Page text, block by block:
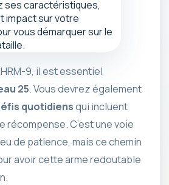
9, il est essentiel
25. Vous devrez également
quotidiensqui incluent
récompense. C’est une voie
de patience, mais ce chemin
avoir cette arme redoutable